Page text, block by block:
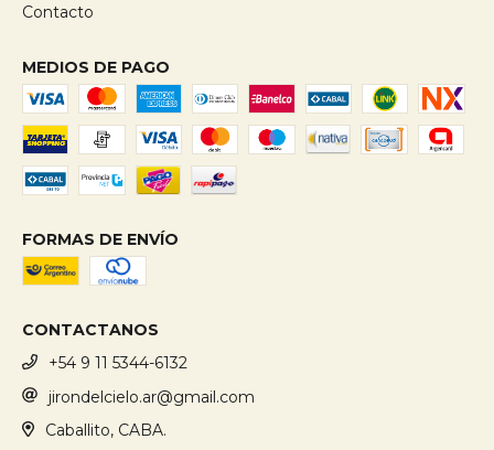
Contacto
MEDIOS DE PAGO
FORMAS DE ENVÍO
CONTACTANOS
+54 9 11 5344-6132
jirondelcielo.ar@gmail.com
Caballito, CABA.